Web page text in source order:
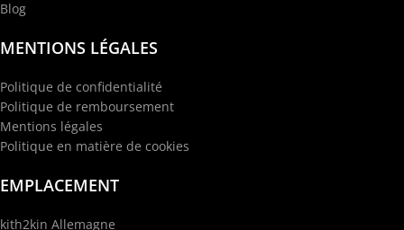
Blog
MENTIONS LÉGALES
Politique de confidentialité
Politique de remboursement
Mentions légales
Politique en matière de cookies
EMPLACEMENT
kith2kin Allemagne